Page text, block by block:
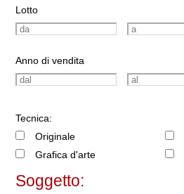
Lotto
Anno di vendita
Tecnica:
Originale
Grafica d'arte
Soggetto: